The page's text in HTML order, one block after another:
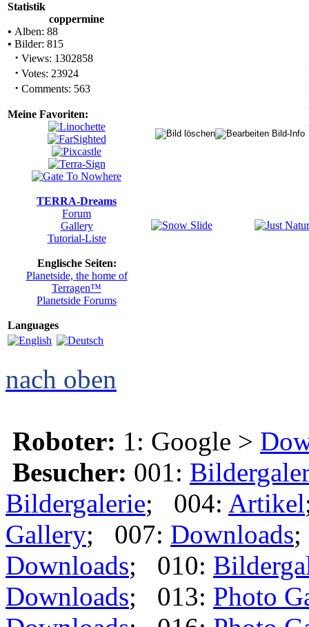
Statistik
coppermine
• Alben: 88
• Bilder: 815
· Views: 1302858
· Votes: 23924
· Comments: 563
Meine Favoriten:
TERRA-Dreams
Forum
Gallery
Tutorial-Liste
Englische Seiten:
Planetside, the home of
Terragen™
Planetside Forums
Languages
nach oben
Roboter: 1: Google >
Besucher: 001:
Bildergalerie; 004: Artikel
Gallery; 007: Downloads
Downloads; 010:
Downloads; 013: Photo